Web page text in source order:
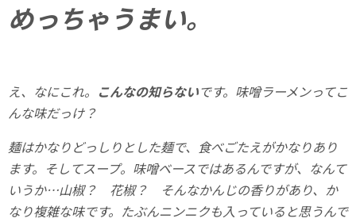
めっちゃうまい。
え、なにこれ。 こんなの知らないです。味噌ラーメンってこ
んな味だっけ？
麺はかなりどっしりとした麺で、食べごたえがかなりあり
ます。そしてスープ。味噌ベースではあるんですが、なんて
いうか…山椒？ 花椒？ そんなかんじの香りがあり、か
なり複雑な味です。たぶんニンニクも入っていると思うんで